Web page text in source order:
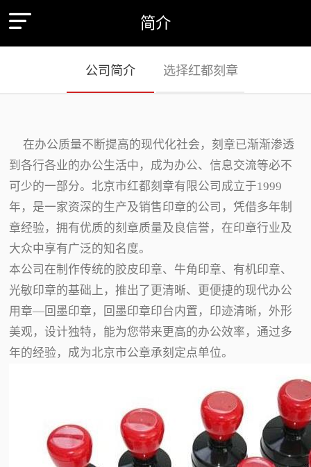
简介
公司简介 选择红都刻章
在办公质量不断提高的现代化社会，刻章已渐渐渗透
到各行各业的办公生活中，成为办公、信息交流等必不
可少的一部分。北京市红都刻章有限公司成立于1999
年，是一家资深的生产及销售印章的公司，凭借多年制
章经验，拥有优质的刻章质量及良信誉，在印章行业及
大众中享有广泛的知名度。
本公司在制作传统的胶皮印章、牛角印章、有机印章、
光敏印章的基础上，推出了更清晰、更便捷的现代办公
用章—回墨印章，回墨印章印台内置，印迹清晰，外形
美观，设计独特，能为您带来更高的办公效率，通过多
年的经验，成为北京市公章承刻定点单位。